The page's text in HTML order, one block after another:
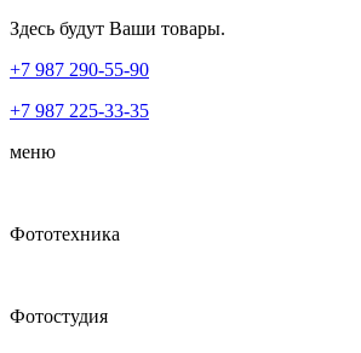
Здесь будут Ваши товары.
+7 987 290-55-90
+7 987 225-33-35
меню
Фототехника
Фотостудия